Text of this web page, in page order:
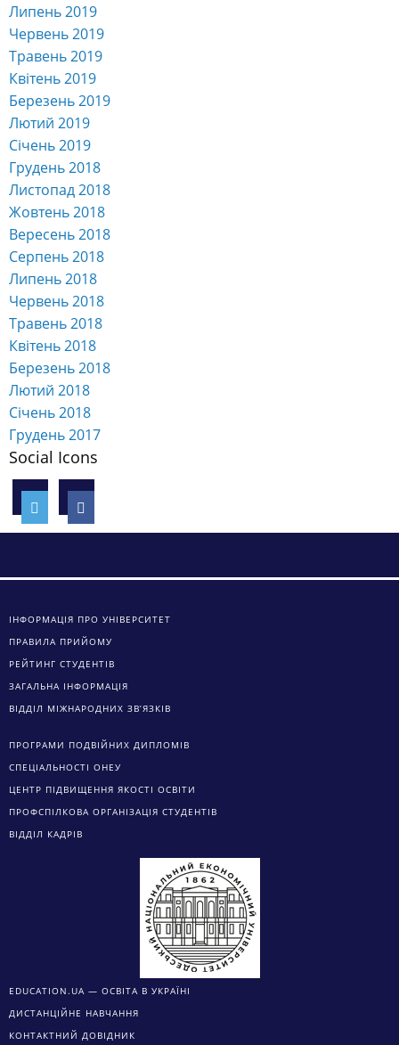
Липень 2019
Червень 2019
Травень 2019
Квітень 2019
Березень 2019
Лютий 2019
Січень 2019
Грудень 2018
Листопад 2018
Жовтень 2018
Вересень 2018
Серпень 2018
Липень 2018
Червень 2018
Травень 2018
Квітень 2018
Березень 2018
Лютий 2018
Січень 2018
Грудень 2017
Social Icons
ІНФОРМАЦІЯ ПРО УНІВЕРСИТЕТ
ПРАВИЛА ПРИЙОМУ
РЕЙТИНГ СТУДЕНТІВ
ЗАГАЛЬНА ІНФОРМАЦІЯ
ВІДДІЛ МІЖНАРОДНИХ ЗВ’ЯЗКІВ
ПРОГРАМИ ПОДВІЙНИХ ДИПЛОМІВ
СПЕЦІАЛЬНОСТІ ОНЕУ
ЦЕНТР ПІДВИЩЕННЯ ЯКОСТІ ОСВІТИ
ПРОФСПІЛКОВА ОРГАНІЗАЦІЯ СТУДЕНТІВ
ВІДДІЛ КАДРІВ
EDUCATION.UA — ОСВІТА В УКРАЇНІ
ДИСТАНЦІЙНЕ НАВЧАННЯ
КОНТАКТНИЙ ДОВІДНИК